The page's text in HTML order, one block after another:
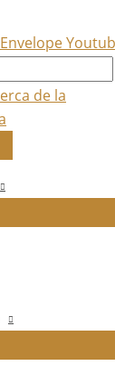
Envelope